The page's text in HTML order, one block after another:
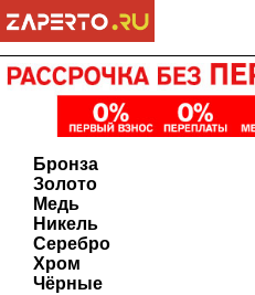
Бронза
Золото
Медь
Никель
Серебро
Хром
Чёрные